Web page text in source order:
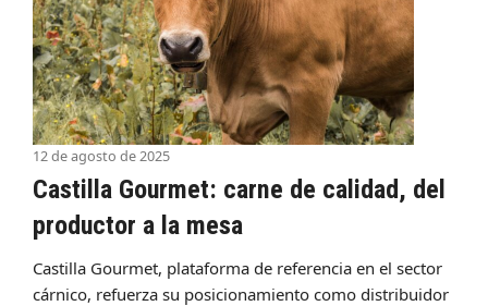
12 de agosto de 2025
Castilla Gourmet: carne de calidad, del
productor a la mesa
Castilla Gourmet, plataforma de referencia en el sector
cárnico, refuerza su posicionamiento como distribuidor